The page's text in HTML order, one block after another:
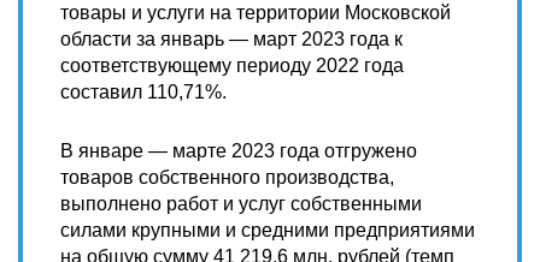
товары и услуги на территории Московской
области за январь — март 2023 года к
соответствующему периоду 2022 года
составил 110,71%.
В январе — марте 2023 года отгружено
товаров собственного производства,
выполнено работ и услуг собственными
силами крупными и средними предприятиями
на общую сумму 41 219,6 млн. рублей (темп